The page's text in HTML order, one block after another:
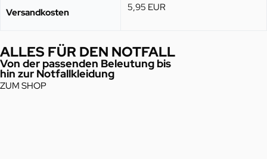
Versandkosten 5,95 EUR
ALLES FÜR DEN NOTFALL
Von der passenden Beleutung bis
hin zur Notfallkleidung
ZUM SHOP